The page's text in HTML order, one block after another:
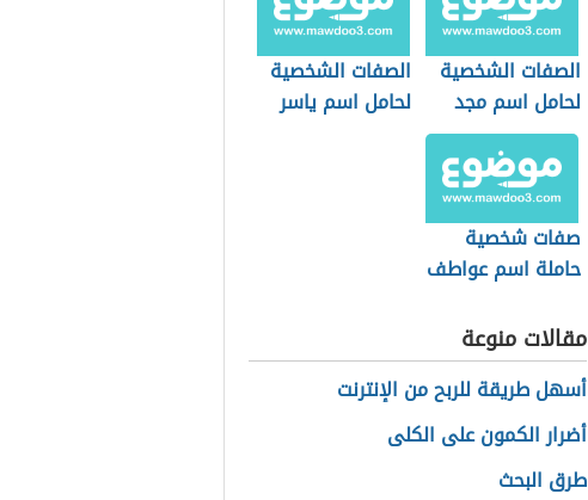
الصفات الشخصية
لحامل اسم مجد
الصفات الشخصية
لحامل اسم ياسر
صفات شخصية
حاملة اسم عواطف
مقالات منوعة
أسهل طريقة للربح من الإنترنت
أضرار الكمون على الكلى
طرق البحث